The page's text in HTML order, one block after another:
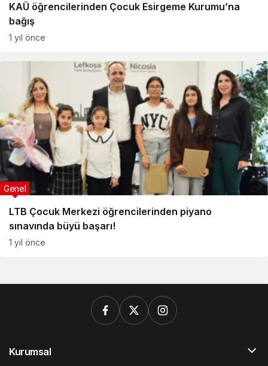
KAÜ öğrencilerinden Çocuk Esirgeme Kurumu’na
bağış
1 yıl önce
LTB Çocuk Merkezi öğrencilerinden piyano
sınavında büyü başarı!
Genel
1 yıl önce
Kurumsal